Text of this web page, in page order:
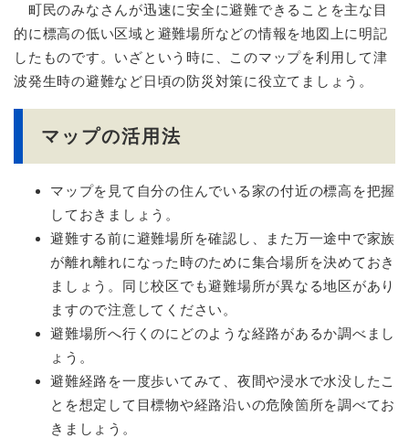
町民のみなさんが迅速に安全に避難できることを主な目
的に標高の低い区域と避難場所などの情報を地図上に明記
したものです。いざという時に、このマップを利用して津
波発生時の避難など日頃の防災対策に役立てましょう。
マップの活用法
マップを見て自分の住んでいる家の付近の標高を把握
しておきましょう。
避難する前に避難場所を確認し、また万一途中で家族
が離れ離れになった時のために集合場所を決めておき
ましょう。同じ校区でも避難場所が異なる地区があり
ますので注意してください。
避難場所へ行くのにどのような経路があるか調べまし
ょう。
避難経路を一度歩いてみて、夜間や浸水で水没したこ
とを想定して目標物や経路沿いの危険箇所を調べてお
きましょう。